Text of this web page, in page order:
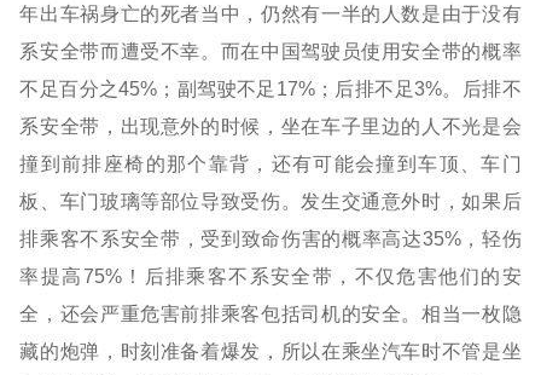
年出车祸身亡的死者当中，仍然有一半的人数是由于没有
系安全带而遭受不幸。而在中国驾驶员使用安全带的概率
不足百分之45%；副驾驶不足17%；后排不足3%。后排不
系安全带，出现意外的时候，坐在车子里边的人不光是会
撞到前排座椅的那个靠背，还有可能会撞到车顶、车门
板、车门玻璃等部位导致受伤。发生交通意外时，如果后
排乘客不系安全带，受到致命伤害的概率高达35%，轻伤
率提高75%！后排乘客不系安全带，不仅危害他们的安
全，还会严重危害前排乘客包括司机的安全。相当一枚隐
藏的炮弹，时刻准备着爆发，所以在乘坐汽车时不管是坐